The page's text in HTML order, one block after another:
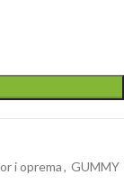
i oprema, GUMMY